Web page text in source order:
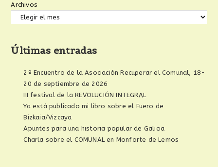
Archivos
Últimas entradas
2º Encuentro de la Asociación Recuperar el Comunal, 18-
20 de septiembre de 2026
III festival de la REVOLUCIÓN INTEGRAL
Ya está publicado mi libro sobre el Fuero de
Bizkaia/Vizcaya
Apuntes para una historia popular de Galicia
Charla sobre el COMUNAL en Monforte de Lemos